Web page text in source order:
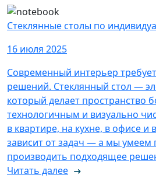
Стеклянные столы по
16 июля 2025
Современный интерьер
решений. Стеклянный стол —
который делает пространство
технологичным и визуально
в квартире, на кухне, в офисе и
зависит от задач — а мы умеем
производить подходящее
Читать далее